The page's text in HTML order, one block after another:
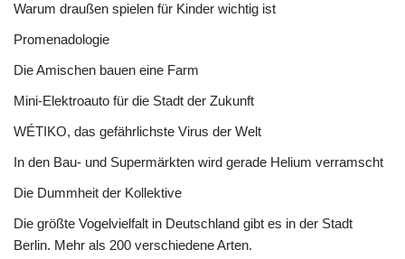
Warum draußen spielen für Kinder wichtig ist
Promenadologie
Die Amischen bauen eine Farm
Mini-Elektroauto für die Stadt der Zukunft
WÉTIKO, das gefährlichste Virus der Welt
In den Bau- und Supermärkten wird gerade Helium verramscht
Die Dummheit der Kollektive
Die größte Vogelvielfalt in Deutschland gibt es in der Stadt
Berlin. Mehr als 200 verschiedene Arten.